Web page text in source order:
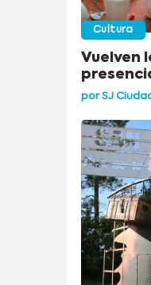
Cultura
Vuelven
porSJ